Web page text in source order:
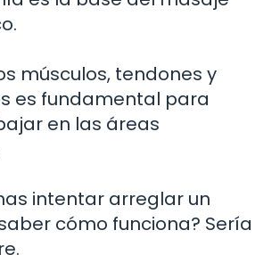
músculos, tendones y
es fundamental para
en las áreas
intentar arreglar un
cómo funciona? Sería